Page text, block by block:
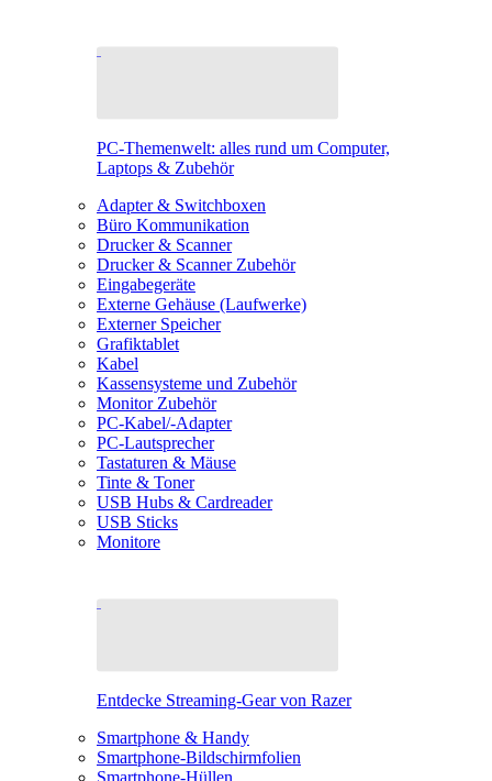
PC-Themenwelt: alles rund um Computer,
Laptops & Zubehör
Adapter & Switchboxen
Büro Kommunikation
Drucker & Scanner
Drucker & Scanner Zubehör
Eingabegeräte
Externe Gehäuse (Laufwerke)
Externer Speicher
Grafiktablet
Kabel
Kassensysteme und Zubehör
Monitor Zubehör
PC-Kabel/-Adapter
PC-Lautsprecher
Tastaturen & Mäuse
Tinte & Toner
USB Hubs & Cardreader
USB Sticks
Monitore
Entdecke Streaming-Gear von Razer
Smartphone & Handy
Smartphone-Bildschirmfolien
Smartphone-Hüllen